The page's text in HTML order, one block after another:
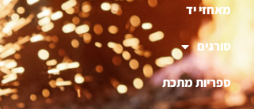
מאחזי יד
סורגים
ספריות מתכת